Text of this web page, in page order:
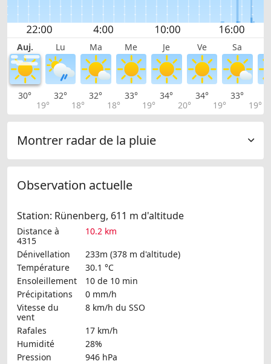
Auj. Lu Ma Me Je Ve Sa
30°
19°
32°
18°
32°
18°
33°
19°
34°
20°
34°
19°
33°
19°
Montrer radar de la pluie
Observation actuelle
Station: Rünenberg, 611 m d'altitude
Distance à
4315
10.2 km
Dénivellation
233m (378 m d'altitude)
Température
30.1 °C
Ensoleillement
10 de 10 min
Précipitations
0 mm/h
Vitesse du
vent
8 km/h du SSO
Rafales
17 km/h
Humidité
28%
Pression
946 hPa